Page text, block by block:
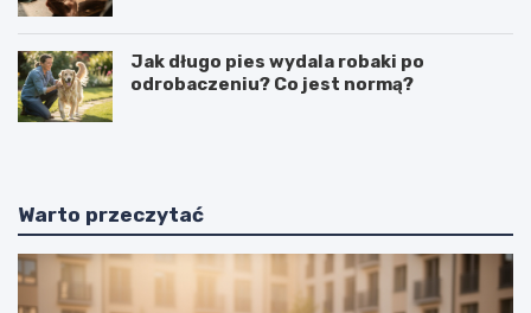
Jak długo pies wydala robaki po
odrobaczeniu? Co jest normą?
Warto przeczytać